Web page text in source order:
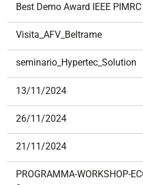
Best Demo Award IEEE
Visita_AFV_Beltrame
seminario_Hypertec_Solution
13/11/2024
26/11/2024
21/11/2024
PROGRAMMA-WORKSHOP-